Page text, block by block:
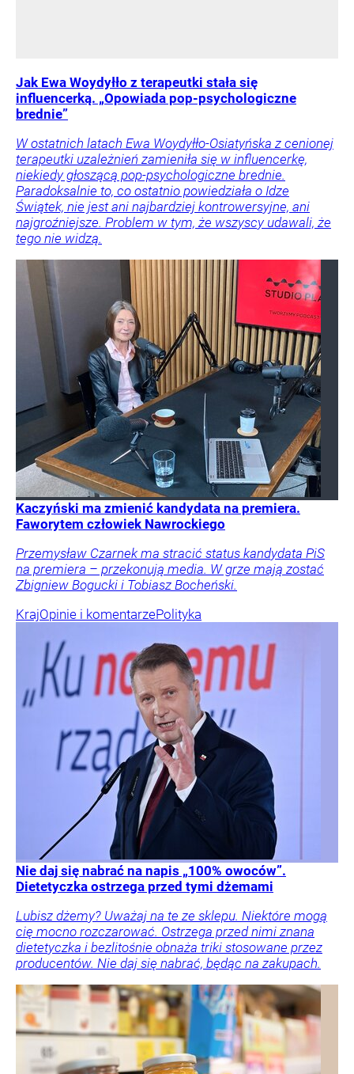
Jak Ewa Woydyłło z terapeutki stała się
influencerką. „Opowiada pop-psychologiczne
brednie”
W ostatnich latach Ewa Woydyłło-Osiatyńska z cenionej
terapeutki uzależnień zamieniła się w influencerkę,
niekiedy głoszącą pop-psychologiczne brednie.
Paradoksalnie to, co ostatnio powiedziała o Idze
Świątek, nie jest ani najbardziej kontrowersyjne, ani
najgroźniejsze. Problem w tym, że wszyscy udawali, że
tego nie widzą.
Kaczyński ma zmienić kandydata na premiera.
Faworytem człowiek Nawrockiego
Przemysław Czarnek ma stracić status kandydata PiS
na premiera – przekonują media. W grze mają zostać
Zbigniew Bogucki i Tobiasz Bocheński.
KrajOpinie i komentarzePolityka
Nie daj się nabrać na napis „100% owoców”.
Dietetyczka ostrzega przed tymi dżemami
Lubisz dżemy? Uważaj na te ze sklepu. Niektóre mogą
cię mocno rozczarować. Ostrzega przed nimi znana
dietetyczka i bezlitośnie obnaża triki stosowane przez
producentów. Nie daj się nabrać, będąc na zakupach.